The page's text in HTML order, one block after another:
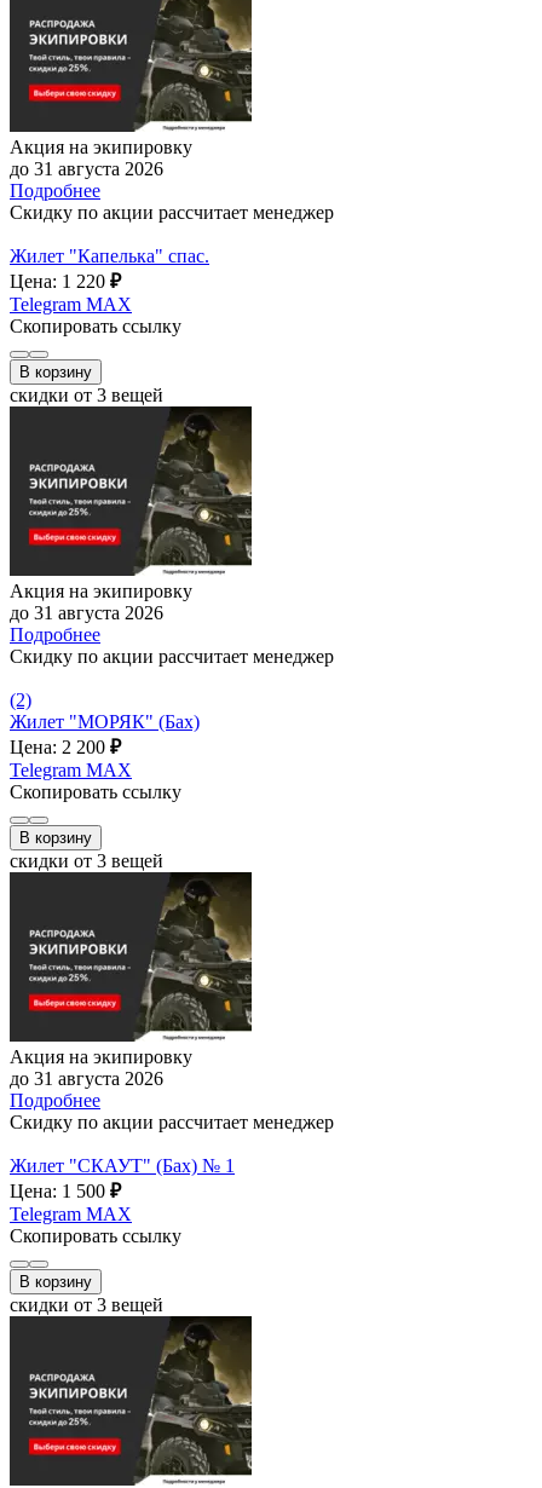
Акция на экипировку
до 31 августа 2026
Подробнее
Скидку по акции рассчитает менеджер
Жилет "Капелька" спас.
Цена: 1 220 ₽
Telegram MAX
Скопировать ссылку
В корзину
скидки от 3 вещей
Акция на экипировку
до 31 августа 2026
Подробнее
Скидку по акции рассчитает менеджер
(2)
Жилет "МОРЯК" (Бах)
Цена: 2 200 ₽
Telegram MAX
Скопировать ссылку
В корзину
скидки от 3 вещей
Акция на экипировку
до 31 августа 2026
Подробнее
Скидку по акции рассчитает менеджер
Жилет "СКАУТ" (Бах) № 1
Цена: 1 500 ₽
Telegram MAX
Скопировать ссылку
В корзину
скидки от 3 вещей